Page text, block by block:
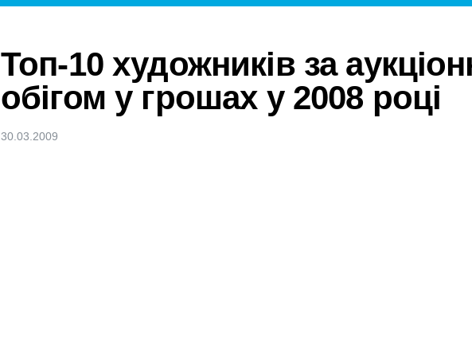
Топ-10 художників за
обігом у грошах у 2008 році
30.03.2009